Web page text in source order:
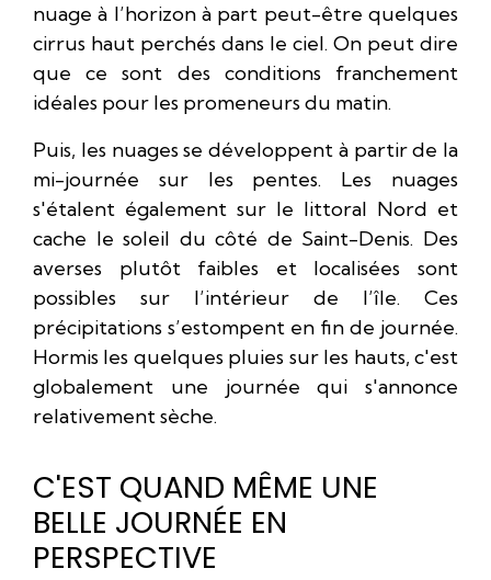
nuage à l’horizon à part peut-être quelques
cirrus haut perchés dans le ciel. On peut dire
que ce sont des conditions franchement
idéales pour les promeneurs du matin.
Puis, les nuages se développent à partir de la
mi-journée sur les pentes. Les nuages
s'étalent également sur le littoral Nord et
cache le soleil du côté de Saint-Denis. Des
averses plutôt faibles et localisées sont
possibles sur l’intérieur de l’île. Ces
précipitations s’estompent en fin de journée.
Hormis les quelques pluies sur les hauts, c'est
globalement une journée qui s'annonce
relativement sèche.
C'EST QUAND MÊME UNE
BELLE JOURNÉE EN
PERSPECTIVE